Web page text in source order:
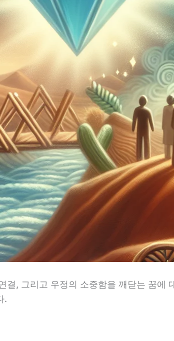
결, 그리고 우정의 소중함을 깨닫는 꿈에
.